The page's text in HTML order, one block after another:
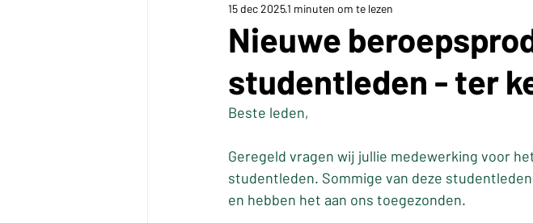
Nieuwe
studentleden - ter
15 dec 20251 minuten om te lezen
Beste leden,
Geregeld vragen wij jullie medewerking voor
studentleden. Sommige van deze
en hebben het aan ons toegezonden.